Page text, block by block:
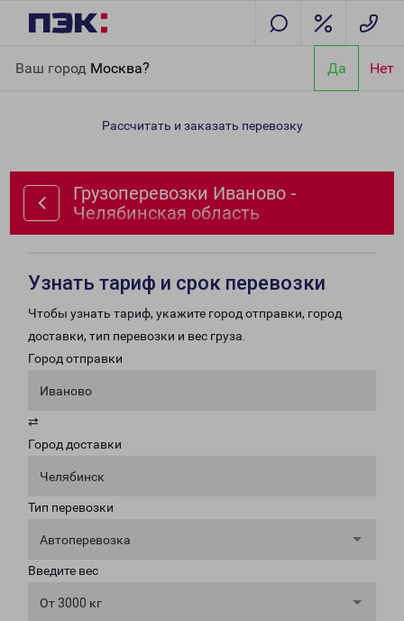
Ваш город Москва? Да Нет
Челябинская область
Рассчитать и заказать перевозку
Грузоперевозки Иваново -
Челябинская область
Узнать тариф и срок перевозки
Чтобы узнать тариф, укажите город отправки, город
доставки, тип перевозки и вес груза.
Город отправки
Иваново
⇄
Город доставки
Челябинск
Тип перевозки
Автоперевозка
Введите вес
От 3000 кг